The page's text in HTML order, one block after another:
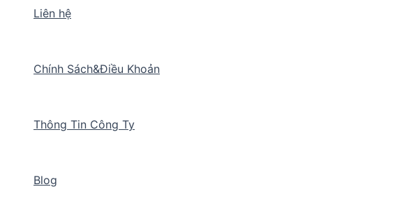
Liên hệ
Chính Sách&Điều Khoản
Thông Tin Công Ty
Blog